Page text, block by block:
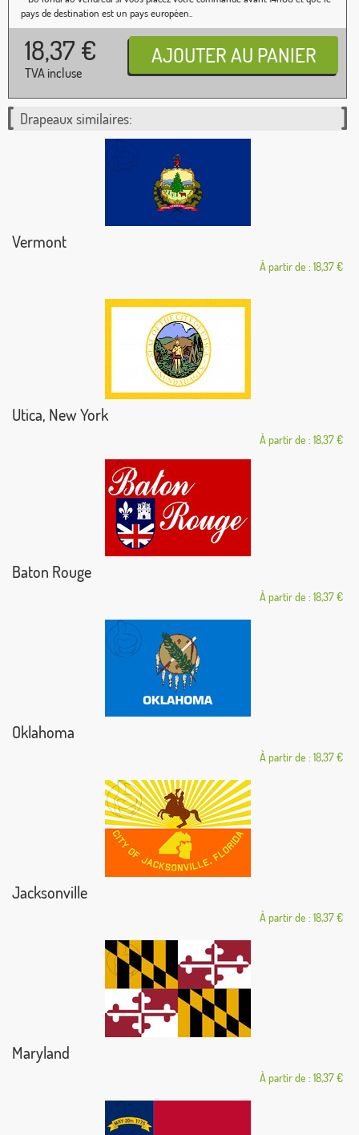
pays de destination est un pays européen..
18,37 €
TVA incluse
Drapeaux similaires:
Vermont
À partir de : 18,37 €
Utica, New York
À partir de : 18,37 €
Baton Rouge
À partir de : 18,37 €
Oklahoma
À partir de : 18,37 €
Jacksonville
À partir de : 18,37 €
Maryland
À partir de : 18,37 €